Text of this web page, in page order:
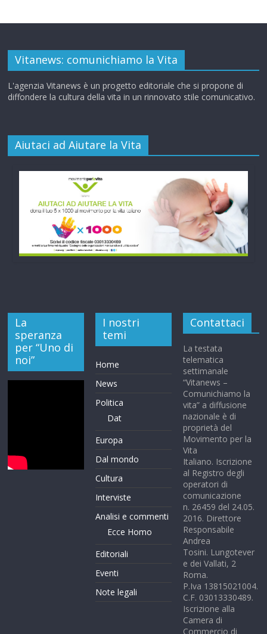
Vitanews: comunichiamo la Vita
L'agenzia Vitanews è un progetto editoriale che si propone di
diffondere la cultura della vita in un rinnovato stile comunicativo.
Aiutaci ad Aiutare la Vita
La
speranza
per “Uno di
noi”
I nostri
temi
Home
News
Politica
Dat
Europa
Dal mondo
Cultura
Interviste
Analisi e commenti
Ecce Homo
Editoriali
Eventi
Note legali
Contattaci
La testata
telematica
settimanale
“Vitanews –
Comunichiamo la
vita” a diffusione
nazionale è di
proprietà del
Movimento per la
Vita
Italiano. Iscrizione
al Registro degli
operatori di
comunicazione
n. 26459 del 24.05.
2016. Direttore
Responsabile
Andrea
Tosini. Lungotever
e dei Vallati, 2
Roma.
P.Iva 13815021004.
C.F. 03013330489.
Iscrizione alla
Camera di
Commercio di